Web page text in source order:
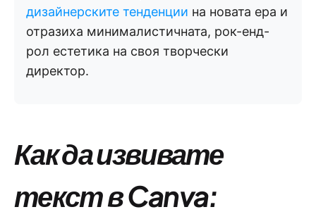
дизайнерските тенденции на новата ера и
отразиха минималистичната, рок-енд-
рол естетика на своя творчески
директор.
Как да извивате
текст в Canva: